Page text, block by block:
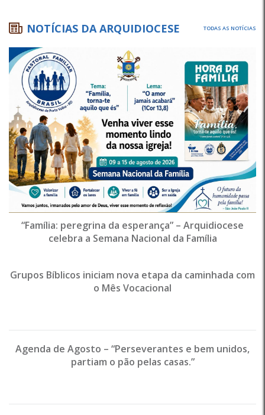
NOTÍCIAS DA ARQUIDIOCESE TODAS AS NOTÍCIAS
“Família: peregrina da esperança” – Arquidiocese
celebra a Semana Nacional da Família
Grupos Bíblicos iniciam nova etapa da caminhada com
o Mês Vocacional
Agenda de Agosto – “Perseverantes e bem unidos,
partiam o pão pelas casas.”